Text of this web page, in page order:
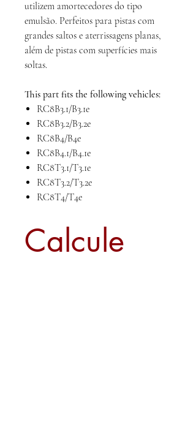
utilizem amortecedores do tipo
emulsão. Perfeitos para pistas com
grandes saltos e aterrissagens planas,
além de pistas com superfícies mais
soltas.
This part fits the following vehicles:
RC8B3.1/B3.1e
RC8B3.2/B3.2e
RC8B4/B4e
RC8B4.1/B4.1e
RC8T3.1/T3.1e
RC8T3.2/T3.2e
RC8T4/T4e
Calcule